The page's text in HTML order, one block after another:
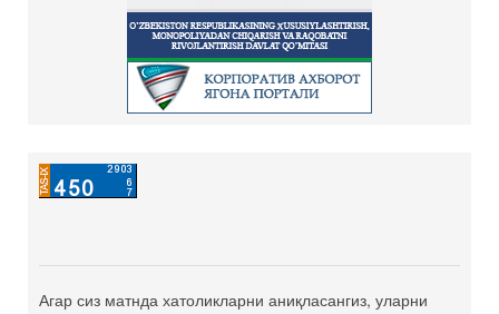
Агар сиз матнда хатоликларни аниқласангиз, уларни